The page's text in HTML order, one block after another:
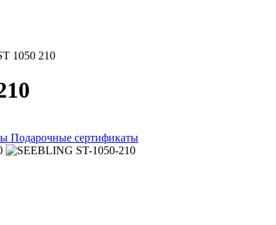
1050 210
Подарочные сертификаты